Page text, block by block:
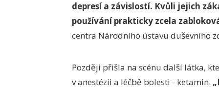
depresí a závislostí. Kvůli jejich
používání prakticky zcela
centra Národního ústavu duševního
Později přišla na scénu další látka,
v anestézii a léčbě bolesti - ketamin.